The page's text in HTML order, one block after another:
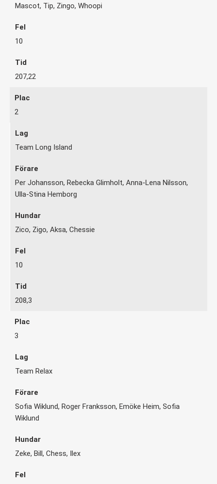
Mascot, Tip, Zingo, Whoopi
10
207,22
2
Team Long Island
Per Johansson, Rebecka Glimholt, Anna-Lena Nilsson,
Ulla-Stina Hemborg
Zico, Zigo, Aksa, Chessie
10
208,3
3
Team Relax
Sofia Wiklund, Roger Franksson, Emöke Heim, Sofia
Wiklund
Zeke, Bill, Chess, Ilex